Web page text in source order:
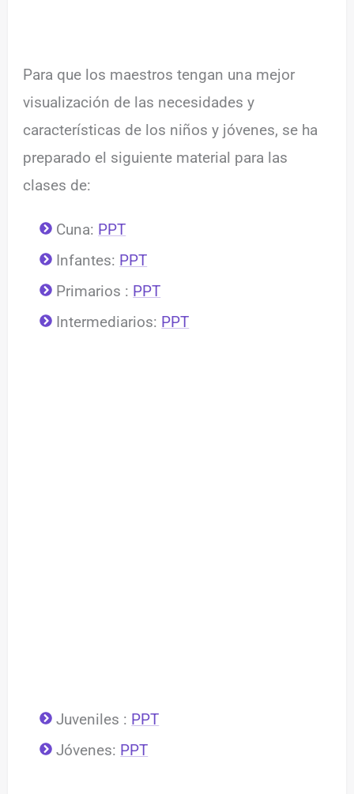
Para que los maestros tengan una mejor
visualización de las necesidades y
características de los niños y jóvenes, se ha
preparado el siguiente material para las
clases de:
Cuna: PPT
Infantes: PPT
Primarios : PPT
Intermediarios: PPT
Juveniles : PPT
Jóvenes: PPT